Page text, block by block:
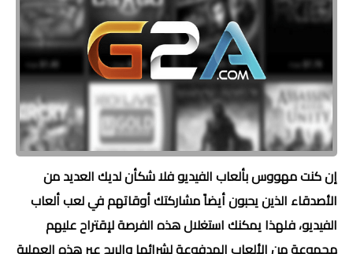
إن كنت مهووس بألعاب الفيديو فلا شكأن لديك العديد من
الأصدقاء الذين يحبون أيضاً مشاركتك أوقاتهم في لعب ألعاب
الفيديو، فلهذا يمكنك استغلال هذه الفرصة لإقتراح عليهم